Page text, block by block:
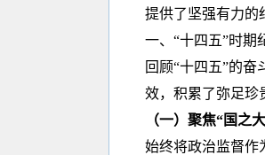
提供了坚强有力的
一、“十四五”时期
回顾“十四五”的
效，积累了弥足珍
（一）聚焦“国之
始终将政治监督作